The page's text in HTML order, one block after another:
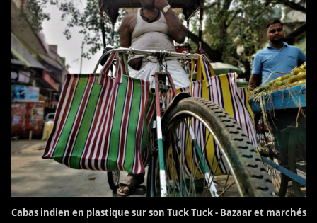
Cabas indien en plastique sur son Tuck Tuck - Bazaar et marchés